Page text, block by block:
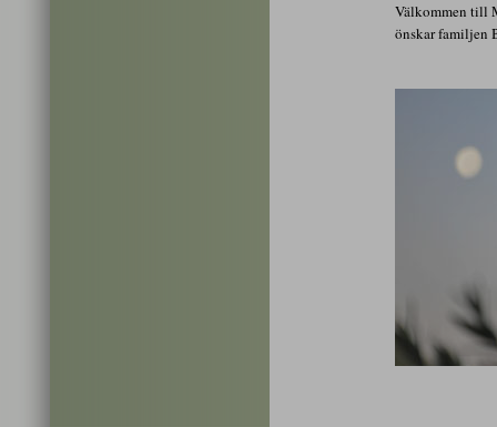
Välkommen till
önskar familjen